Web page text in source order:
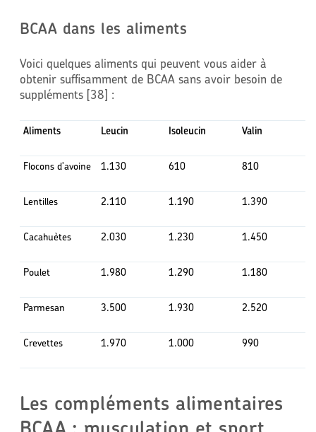
BCAA dans les aliments
Voici quelques aliments qui peuvent vous aider à
obtenir suffisamment de BCAA sans avoir besoin de
suppléments [38] :
Aliments Leucin Isoleucin Valin
Flocons d'avoine 1.130 610 810
Lentilles 2.110 1.190 1.390
Cacahuètes 2.030 1.230 1.450
Poulet 1.980 1.290 1.180
Parmesan 3.500 1.930 2.520
Crevettes 1.970 1.000 990
Les compléments alimentaires